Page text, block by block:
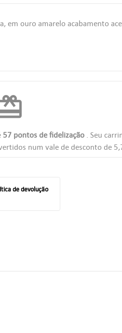
57pontos de fidelização. Seu
num vale de desconto de
em ouro amarelo acabamento
de devolução